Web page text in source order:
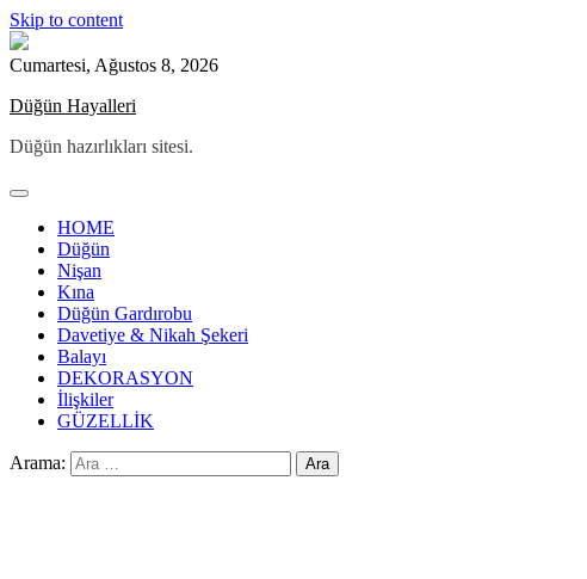
Skip to content
Cumartesi, Ağustos 8, 2026
Düğün Hayalleri
Düğün hazırlıkları sitesi.
HOME
Düğün
Nişan
Kına
Düğün Gardırobu
Davetiye & Nikah Şekeri
Balayı
DEKORASYON
İlişkiler
GÜZELLİK
Arama: